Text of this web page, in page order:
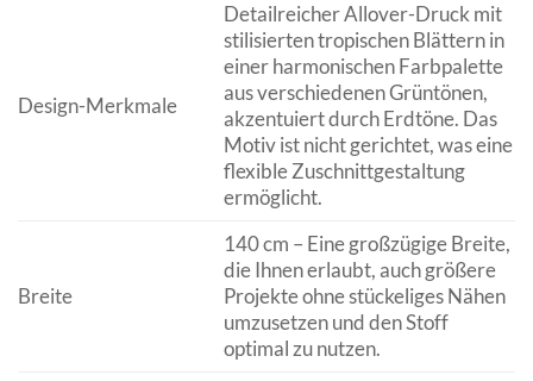
Design-Merkmale
Detailreicher Allover-Druck mit
stilisierten tropischen Blättern in
einer harmonischen Farbpalette
aus verschiedenen Grüntönen,
akzentuiert durch Erdtöne. Das
Motiv ist nicht gerichtet, was eine
flexible Zuschnittgestaltung
ermöglicht.
Breite
140 cm – Eine großzügige Breite,
die Ihnen erlaubt, auch größere
Projekte ohne stückeliges Nähen
umzusetzen und den Stoff
optimal zu nutzen.